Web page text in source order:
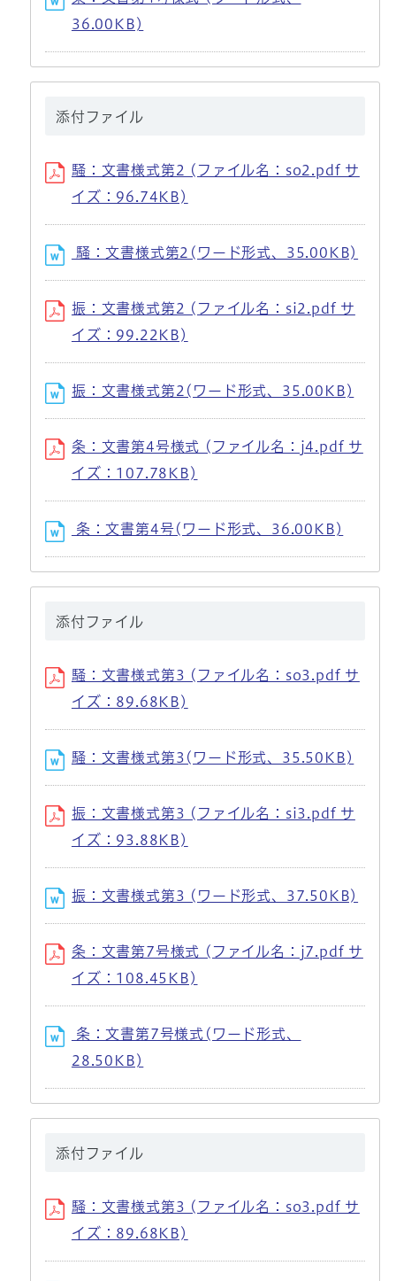
36.00KB)
添付ファイル
騒：文書様式第2 (ファイル名：so2.pdf サ
イズ：96.74KB)
騒：文書様式第2(ワード形式、35.00KB)
振：文書様式第2 (ファイル名：si2.pdf サ
イズ：99.22KB)
振：文書様式第2(ワード形式、35.00KB)
条：文書第4号様式 (ファイル名：j4.pdf サ
イズ：107.78KB)
条：文書第4号(ワード形式、36.00KB)
添付ファイル
騒：文書様式第3 (ファイル名：so3.pdf サ
イズ：89.68KB)
騒：文書様式第3(ワード形式、35.50KB)
振：文書様式第3 (ファイル名：si3.pdf サ
イズ：93.88KB)
振：文書様式第3 (ワード形式、37.50KB)
条：文書第7号様式 (ファイル名：j7.pdf サ
イズ：108.45KB)
条：文書第7号様式(ワード形式、
28.50KB)
添付ファイル
騒：文書様式第3 (ファイル名：so3.pdf サ
イズ：89.68KB)